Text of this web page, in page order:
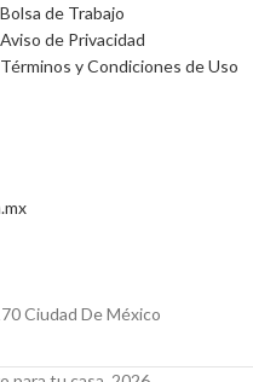
Bolsa de Trabajo
Aviso de Privacidad
Términos y Condiciones de Uso
Ciudad De México